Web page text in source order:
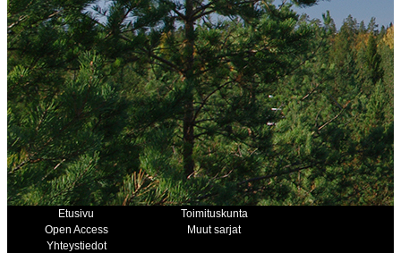
Etusivu
Toimituskunta
Open Access
Muut sarjat
Yhteystiedot